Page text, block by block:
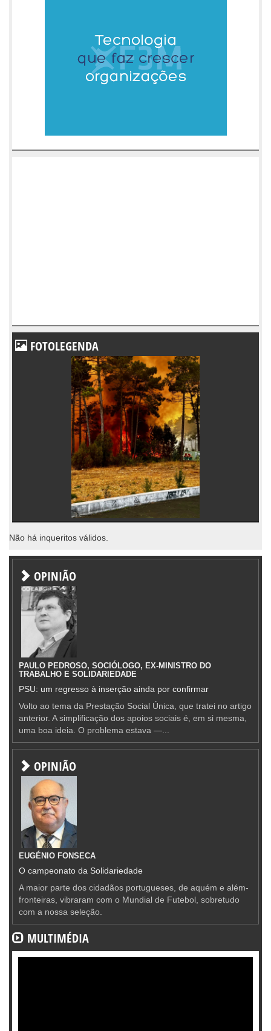
FOTOLEGENDA
Não há inqueritos válidos.
OPINIÃO
PAULO PEDROSO, SOCIÓLOGO, EX-MINISTRO DO
TRABALHO E SOLIDARIEDADE
PSU: um regresso à inserção ainda por confirmar
Volto ao tema da Prestação Social Única, que tratei no artigo
anterior. A simplificação dos apoios sociais é, em si mesma,
uma boa ideia. O problema estava —...
OPINIÃO
EUGÉNIO FONSECA
O campeonato da Solidariedade
A maior parte dos cidadãos portugueses, de aquém e além-
fronteiras, vibraram com o Mundial de Futebol, sobretudo
com a nossa seleção.
MULTIMÉDIA